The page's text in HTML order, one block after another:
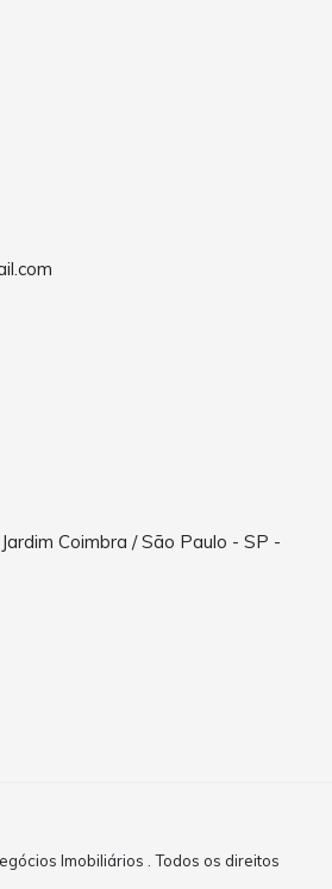
Coimbra / São Paulo - SP -
Imobiliários . Todos os direitos